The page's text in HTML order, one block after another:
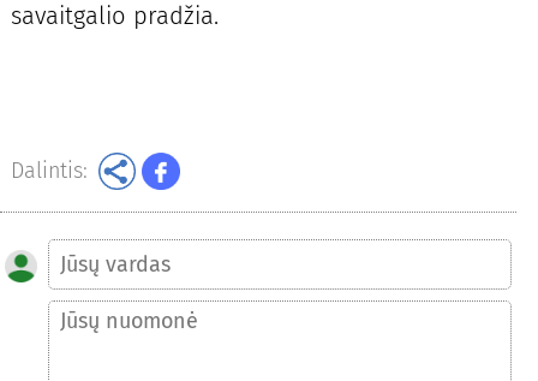
savaitgalio pradžia.
Dalintis: